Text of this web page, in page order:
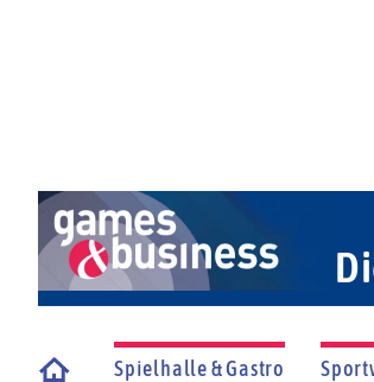
Spielhalle & Gastro